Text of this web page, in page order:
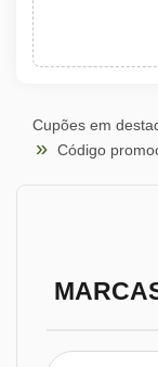
Cupões em
Código